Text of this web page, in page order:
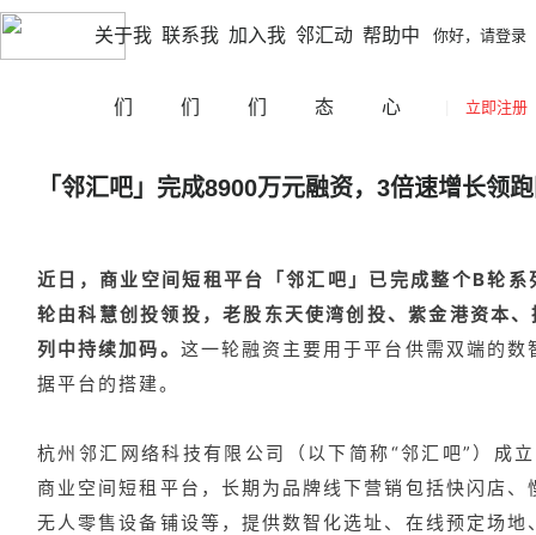
切换城市 网站导航
立即注册
你好，请登录
关于我
们
联系我
们
加入我
们
邻汇动
态
帮助中
心
你好，请登录
立即注册
「​邻汇吧」完成8900万元融资，3倍速增长领
近日，商业空间短租平台「邻汇吧」已完成整个B轮
轮由科慧创投领投，老股东天使湾创投、紫金港资本
列中持续加码。 这一轮融资主要用于平台供需双端的
据平台的搭建。
杭州邻汇网络科技有限公司（以下简称“邻汇吧”）成
商业空间短租平台，长期为品牌线下营销包括快闪店
无人零售设备铺设等，提供数智化选址、在线预定场